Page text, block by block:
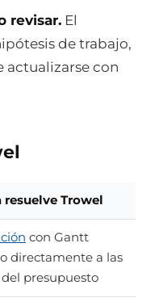
revisar. El
de trabajo,
actualizarse con
resuelve Trowel
con Gantt
directamente a las
presupuesto